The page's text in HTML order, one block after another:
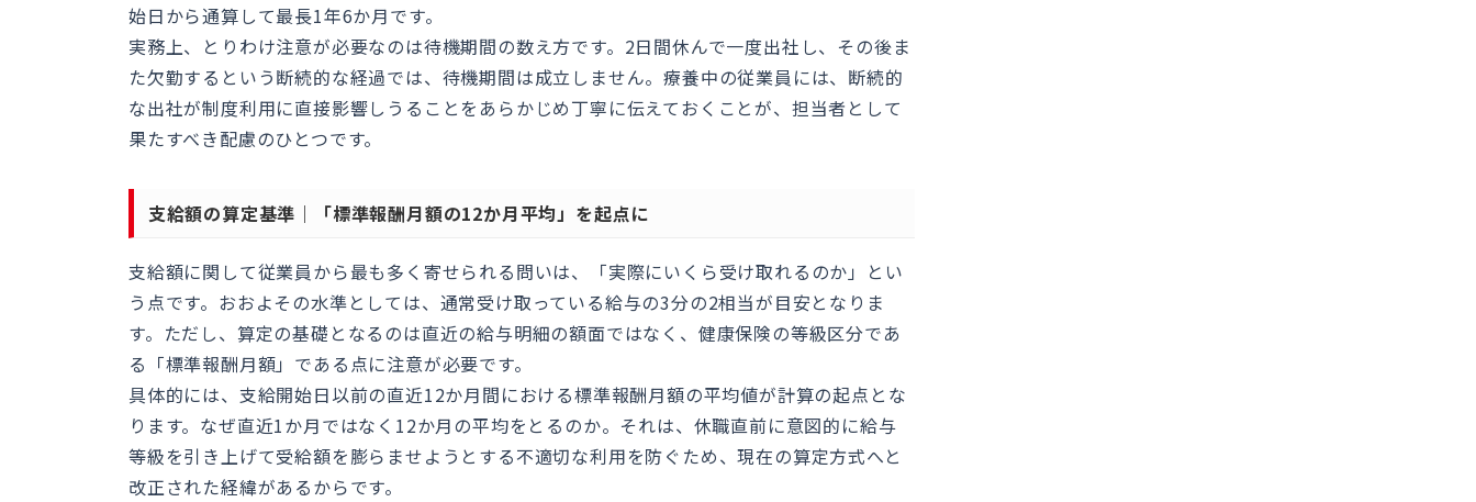
始日から通算して最長1年6か月です。
実務上、とりわけ注意が必要なのは待機期間の数え方です。2日間休んで一度出社し、その後ま
た欠勤するという断続的な経過では、待機期間は成立しません。療養中の従業員には、断続的
な出社が制度利用に直接影響しうることをあらかじめ丁寧に伝えておくことが、担当者として
果たすべき配慮のひとつです。
支給額の算定基準｜「標準報酬月額の12か月平均」を起点に
支給額に関して従業員から最も多く寄せられる問いは、「実際にいくら受け取れるのか」とい
う点です。おおよその水準としては、通常受け取っている給与の3分の2相当が目安となりま
す。ただし、算定の基礎となるのは直近の給与明細の額面ではなく、健康保険の等級区分であ
る「標準報酬月額」である点に注意が必要です。
具体的には、支給開始日以前の直近12か月間における標準報酬月額の平均値が計算の起点とな
ります。なぜ直近1か月ではなく12か月の平均をとるのか。それは、休職直前に意図的に給与
等級を引き上げて受給額を膨らませようとする不適切な利用を防ぐため、現在の算定方式へと
改正された経緯があるからです。